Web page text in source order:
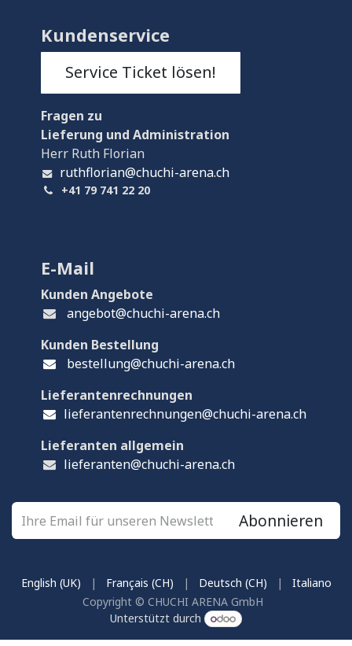
Kundenservice
Service Ticket lösen!
Fragen zu
Lieferung und Administration
Herr Ruth Florian
ruthflorian@chuchi-arena.ch
+41 79 741 22 20
E-Mail
Kunden Angebote
angebot@chuchi-arena.ch
Kunden Bestellung
bestellung@chuchi-arena.ch
Lieferantenrechnungen
lieferantenrechnungen@chuchi-arena.ch
Lieferanten allgemein
lieferanten@chuchi-arena.ch
Abonnieren
Copyright © CHUCHI ARENA GmbH
English (UK) | Français (CH) | Deutsch (CH) | Italiano
Unterstützt durch